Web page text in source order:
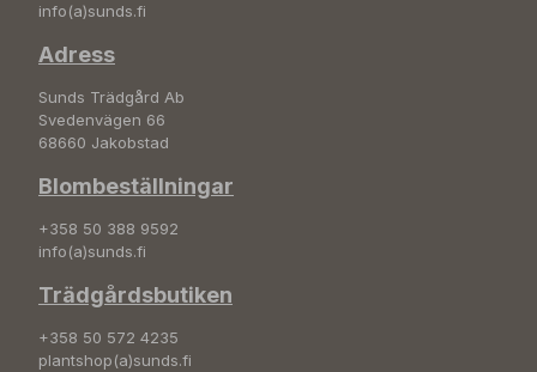
info(a)sunds.fi
Adress
Sunds Trädgård Ab
Svedenvägen 66
68660 Jakobstad
Blombeställningar
+358 50 388 9592
info(a)sunds.fi
Trädgårdsbutiken
+358 50 572 4235
plantshop(a)sunds.fi